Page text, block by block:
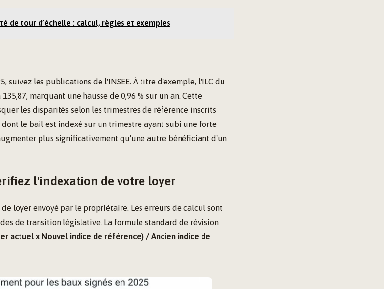
de tour d’échelle : calcul, règles et exemples
suivez les publications de l'INSEE. À titre d'exemple, l'ILC du
marquant une hausse de 0,96 % sur un an. Cette
les disparités selon les trimestres de référence inscrits
dont le bail est indexé sur un trimestre ayant subi une forte
plus significativement qu'une autre bénéficiant d'un
l'indexation de votre loyer
loyer envoyé par le propriétaire. Les erreurs de calcul sont
de transition législative. La formule standard de révision
actuel x Nouvel indice de référence) / Ancien indice de